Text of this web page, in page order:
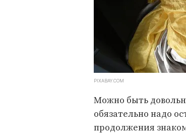
PIXABAY.COM
Можно быть
обязательно надо
продолжения